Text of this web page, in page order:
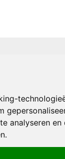
analyseren en
Inschrijven